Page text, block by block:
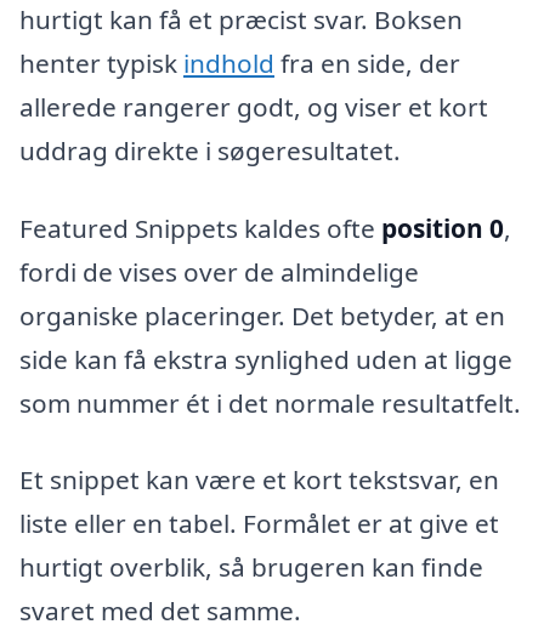
hurtigt kan få et præcist svar. Boksen
henter typisk indhold fra en side, der
allerede rangerer godt, og viser et kort
uddrag direkte i søgeresultatet.
Featured Snippets kaldes ofte position 0,
fordi de vises over de almindelige
organiske placeringer. Det betyder, at en
side kan få ekstra synlighed uden at ligge
som nummer ét i det normale resultatfelt.
Et snippet kan være et kort tekstsvar, en
liste eller en tabel. Formålet er at give et
hurtigt overblik, så brugeren kan finde
svaret med det samme.